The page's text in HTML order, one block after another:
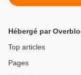
recevoir des
Hébergé par
Top articles
Pages